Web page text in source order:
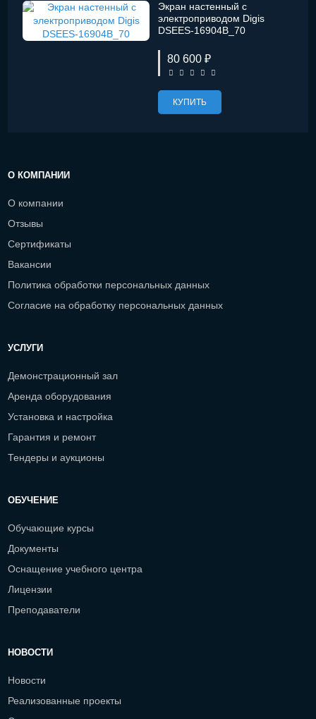
Экран настенный с
электроприводом Digis
DSEES-16904B_70
80 600 ₽
КУПИТЬ
О КОМПАНИИ
О компании
Отзывы
Сертификаты
Вакансии
Политика обработки персональных данных
Согласие на обработку персональных данных
УСЛУГИ
Демонстрационный зал
Аренда оборудования
Установка и настройка
Гарантия и ремонт
Тендеры и аукционы
ОБУЧЕНИЕ
Обучающие курсы
Документы
Оснащение учебного центра
Лицензии
Преподаватели
НОВОСТИ
Новости
Реализованные проекты